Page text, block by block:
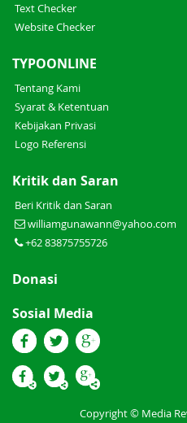
Text Checker
Website Checker
TYPOONLINE
Tentang Kami
Syarat & Ketentuan
Kebijakan Privasi
Logo Referensi
Kritik dan Saran
Beri Kritik dan Saran
williamgunawann@yahoo.com
+62 83875755726
Donasi
Sosial Media
Copyright © Media